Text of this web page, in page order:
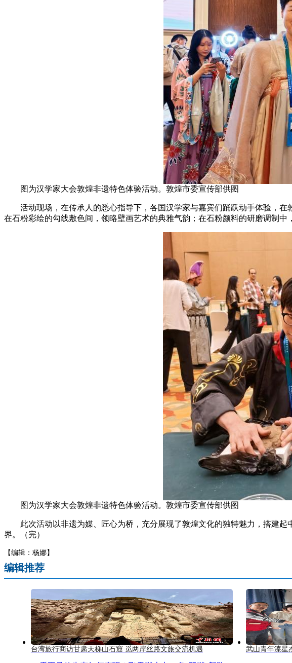
图为汉学家大会敦煌非遗特色体验活动。敦煌市委宣传部供图
活动现场，在传承人的悉心指导下，各国汉学家与嘉宾们踊跃动手体验，在
在石粉彩绘的勾线敷色间，领略壁画艺术的典雅气韵；在石粉颜料的研磨调制中
图为汉学家大会敦煌非遗特色体验活动。敦煌市委宣传部供图
此次活动以非遗为媒、匠心为桥，充分展现了敦煌文化的独特魅力，搭建起
界。（完）
【编辑：杨娜】
编辑推荐
台湾旅行商访甘肃天梯山石窟 觅两岸丝路文旅交流机遇 武山青年漆星